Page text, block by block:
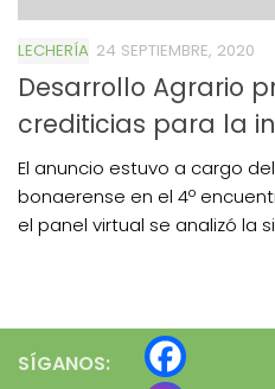
LECHERÍA 24 SEPTIEMBRE, 2020
Desarrollo Agrario
crediticias para la
El anuncio estuvo a cargo
bonaerense en el 4º
el panel virtual se analizó la
SÍGANOS: